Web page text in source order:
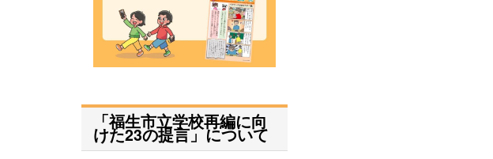
「福生市立学校再編に向
けた23の提言」について